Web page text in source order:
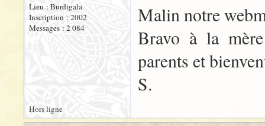
Lieu : Burdigala
Inscription : 2002
Messages : 2 084
Malin notre
Bravo à la
parents et
S.
Hors ligne